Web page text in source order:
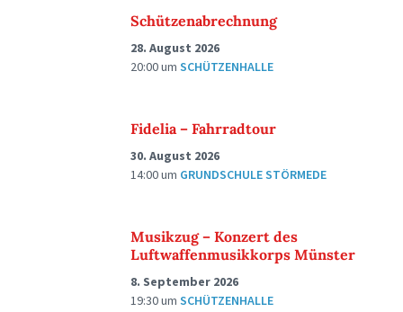
Schützenabrechnung
28. August 2026
20:00um SCHÜTZENHALLE
Fidelia – Fahrradtour
30. August 2026
14:00um GRUNDSCHULE STÖRMEDE
Musikzug – Konzert des
Luftwaffenmusikkorps Münster
8. September 2026
19:30um SCHÜTZENHALLE